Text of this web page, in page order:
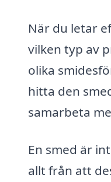
När du letar
vilken typ av
olika
hitta den
samarbeta
En smed är
allt från att